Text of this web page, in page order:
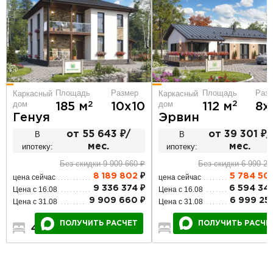
Каркасный
дом
Генуя
Площадь
185 м2
Размер
10х10
В
ипотеку:
от 55 643 ₽/
мес.
Без скидки 9 909 660 ₽
цена сейчас 8 189 802 ₽
Цена с 16.08 9 336 374 ₽
Цена с 31.08 9 909 660 ₽
4
ПОЛУЧИТЬ РАСЧЕТ
Каркасный
дом
Эрвин
Площадь
112 м2
В
ипотеку:
от 39 301 ₽/
мес.
Без скидки 6 999
цена сейчас 5 784
Цена с 16.08 6 594
Цена с 31.08 6 999
3
ПОЛУЧИТЬ